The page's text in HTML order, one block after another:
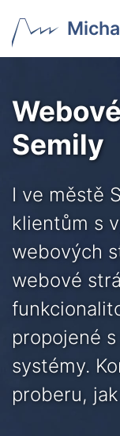
Semily
I ve městě
klientům s
webových
webové
propojené
systémy.
proberu,